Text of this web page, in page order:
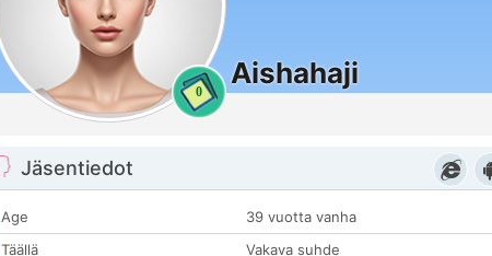
0
Aishahaji
Jäsentiedot
Age
39 vuotta vanha
Täällä
Vakava suhde